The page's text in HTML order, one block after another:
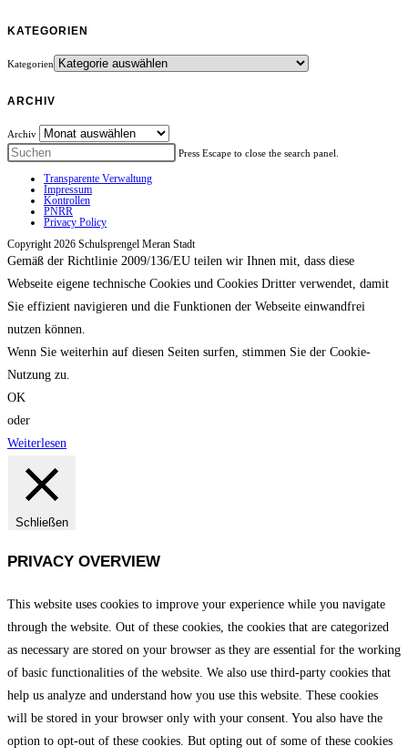
KATEGORIEN
Kategorien
ARCHIV
Archiv
Press Escape to close the search panel.
Transparente Verwaltung
Impressum
Kontrollen
PNRR
Privacy Policy
Copyright 2026 Schulsprengel Meran Stadt
Gemäß der Richtlinie 2009/136/EU teilen wir Ihnen mit, dass diese
Webseite eigene technische Cookies und Cookies Dritter verwendet, damit
Sie effizient navigieren und die Funktionen der Webseite einwandfrei
nutzen können.
Wenn Sie weiterhin auf diesen Seiten surfen, stimmen Sie der Cookie-
Nutzung zu.
OK
oder
Weiterlesen
Schließen
PRIVACY OVERVIEW
This website uses cookies to improve your experience while you navigate
through the website. Out of these cookies, the cookies that are categorized
as necessary are stored on your browser as they are essential for the working
of basic functionalities of the website. We also use third-party cookies that
help us analyze and understand how you use this website. These cookies
will be stored in your browser only with your consent. You also have the
option to opt-out of these cookies. But opting out of some of these cookies